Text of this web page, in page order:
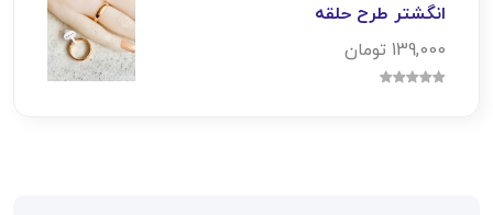
انگشتر طرح حلقه
139,000 تومان